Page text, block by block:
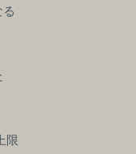
限